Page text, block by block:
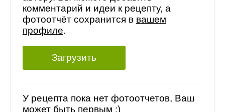
комментарий и идеи к рецепту, а
фотоотчёт сохранится в вашем
профиле.
Загрузить
У рецепта пока нет фотоотчетов, Ваш
может быть первым :)